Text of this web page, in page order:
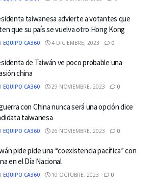
taiwanesa advierte a votantes que
que su país se vuelva otro Hong Kong
EQUIPO CA360 4 DICIEMBRE, 2023 0
de Taiwán ve poco probable una
china
EQUIPO CA360 29 NOVIEMBRE, 2023 0
con China nunca será una opción dice
taiwanesa
EQUIPO CA360 26 NOVIEMBRE, 2023 0
pide pide una “coexistencia pacífica” con
en el Día Nacional
EQUIPO CA360 10 OCTUBRE, 2023 0